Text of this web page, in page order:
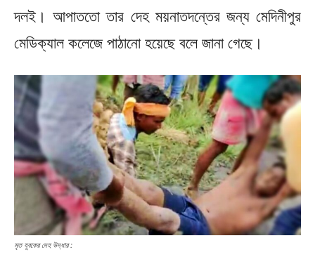
দলই। আপাততো তার দেহ ময়নাতদন্তের জন্য মেদিনীপুর
মেডিক্যাল কলেজে পাঠানো হয়েছে বলে জানা গেছে।
মৃত যুবকের দেহ উদ্ধার :